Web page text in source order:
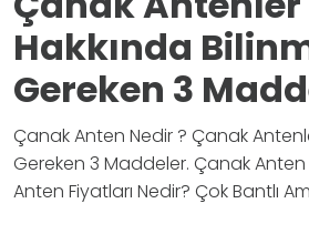
Hakkında
Gereken 3
Çanak Anten Nedir ? Çanak
Gereken 3 Maddeler. Çanak Anten
Anten Fiyatları Nedir? Çok Bantlı